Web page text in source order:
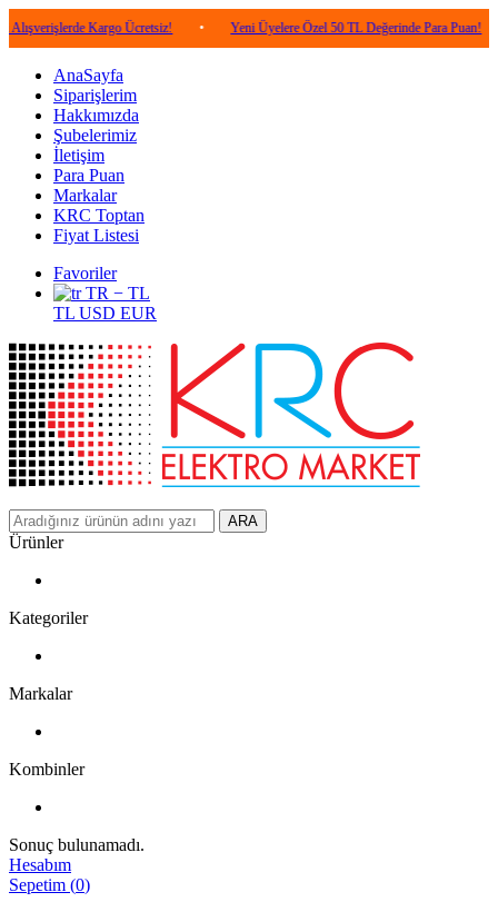
Kargo Ücretsiz! • Yeni Üyelere Özel 50 TL Değerinde Para Puan! •
AnaSayfa
Siparişlerim
Hakkımızda
Şubelerimiz
İletişim
Para Puan
Markalar
KRC Toptan
Fiyat Listesi
Favoriler
TR − TL
TL USD EUR
ARA
Ürünler
Kategoriler
Markalar
Kombinler
Sonuç bulunamadı.
Hesabım
Sepetim (0)